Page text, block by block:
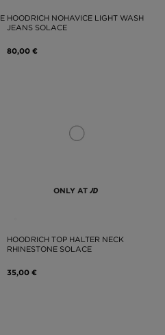
HOODRICH NOHAVICE LIGHT WASH
JEANS SOLACE
80,00 €
ONLY AT
HOODRICH TOP HALTER NECK
RHINESTONE SOLACE
35,00 €